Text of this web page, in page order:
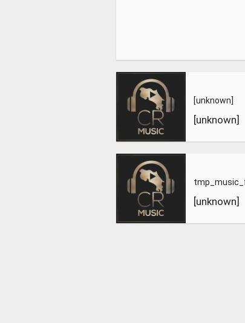
[unknown]
[unknown]
[unknown]